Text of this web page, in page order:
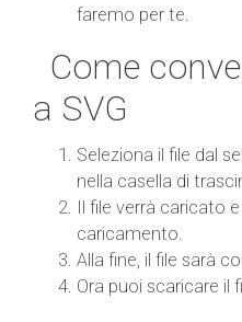
faremo per te.
Come
a SVG
Seleziona il file dal
nella casella di
Il file verrà caricato
caricamento.
Alla fine, il file sarà
Ora puoi scaricare il